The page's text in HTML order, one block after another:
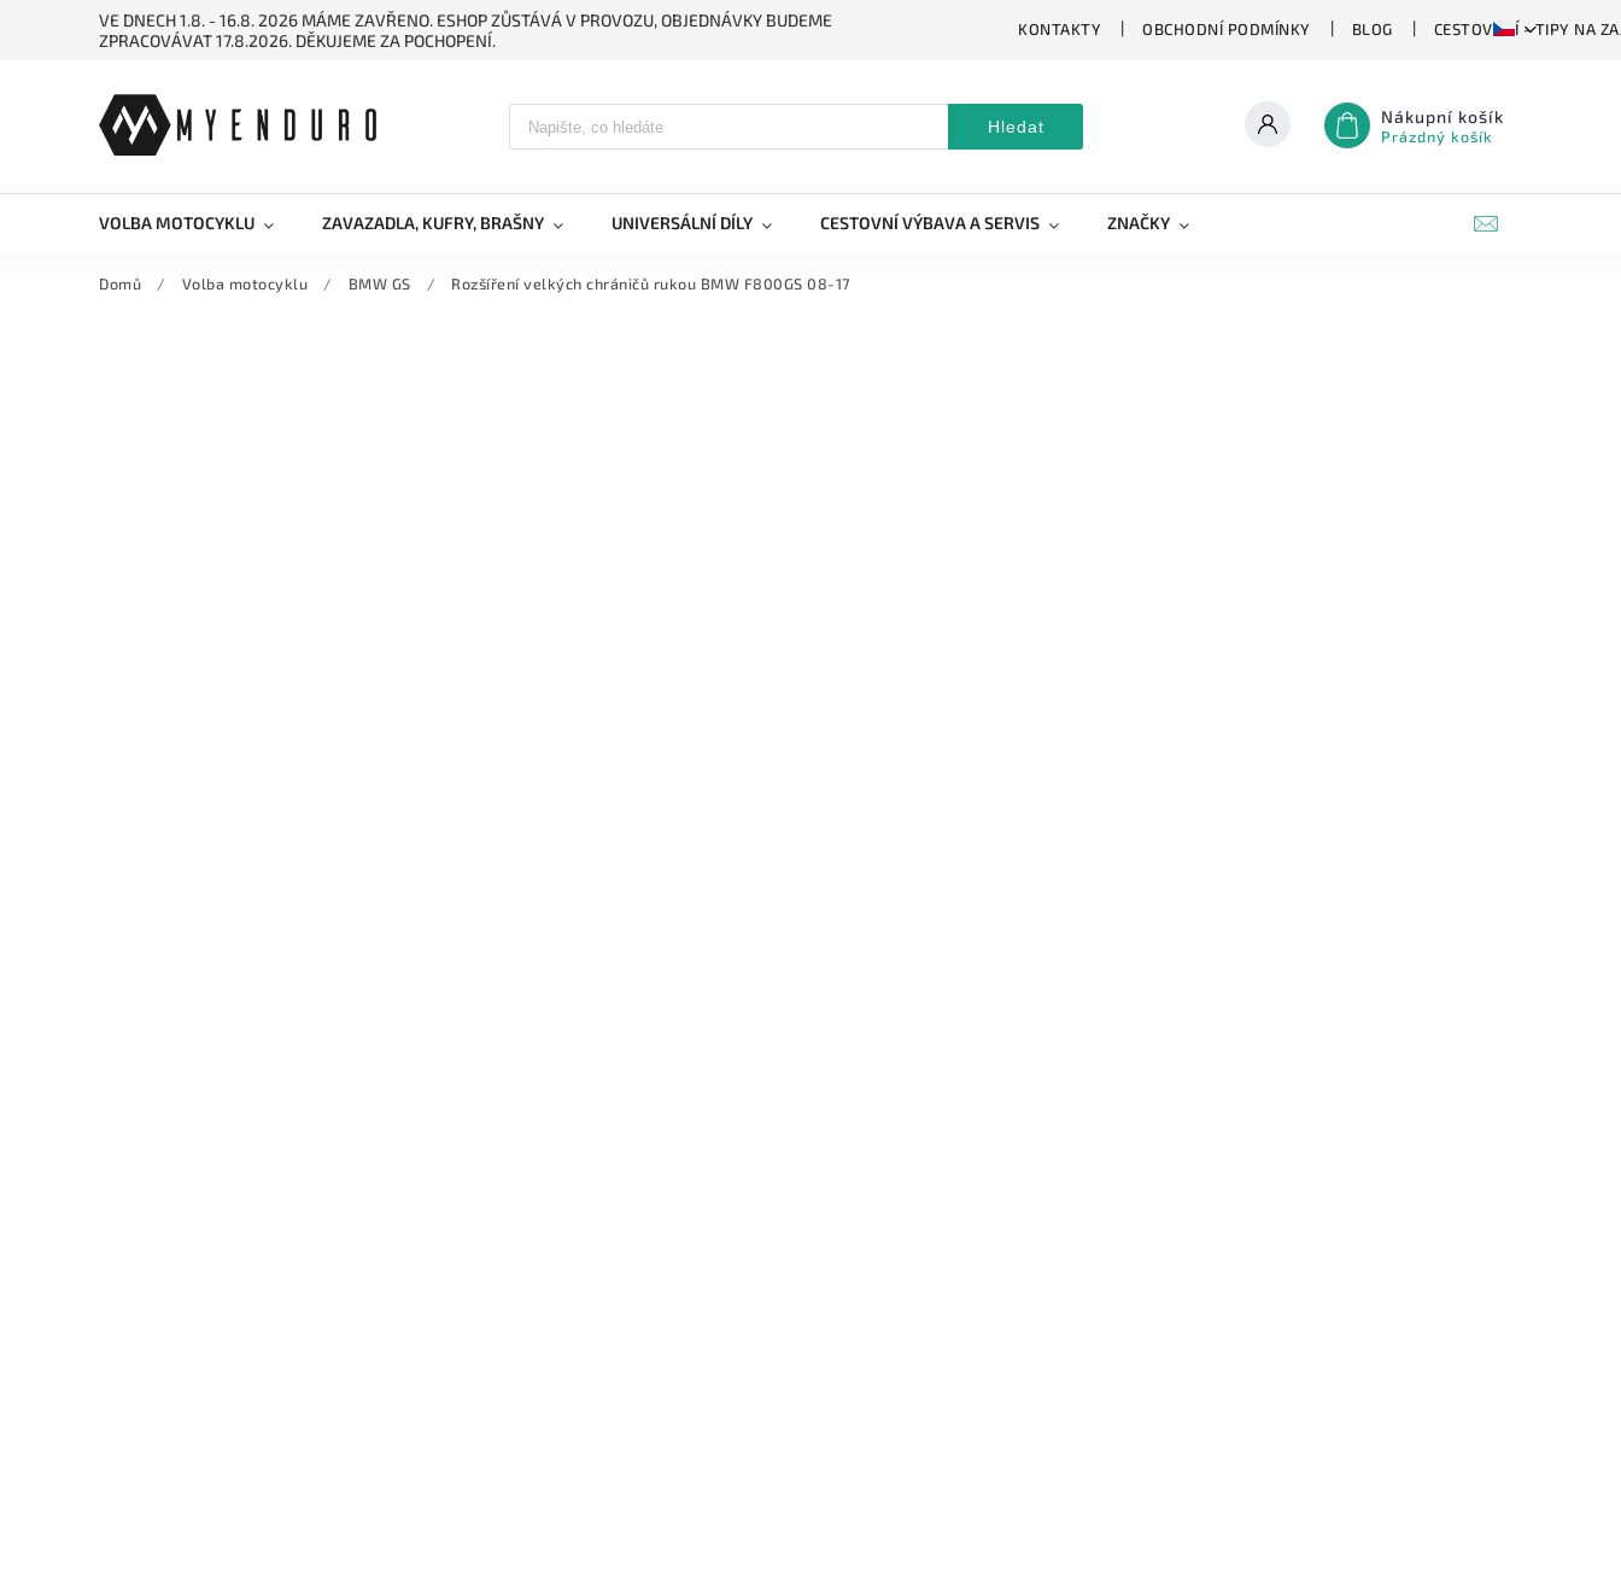
VE DNECH 1.8. - 16.8. 2026 MÁME ZAVŘENO. ESHOP ZŮSTÁVÁ V PROVOZU, OBJEDNÁVKY BUDEME
ZPRACOVÁVAT 17.8.2026. DĚKUJEME ZA POCHOPENÍ.
KONTAKTY OBCHODNÍ PODMÍNKY BLOG CESTOVÁNÍ - TIPY NA
Hledat Nákupní košík
Prázdný košík
VOLBA MOTOCYKLU ZAVAZADLA, KUFRY, BRAŠNY UNIVERSÁLNÍ DÍLY CESTOVNÍ VÝBAVA A SERVIS ZNAČKY
Domů / Volba motocyklu / BMW GS / Rozšíření velkých chráničů rukou BMW F800GS 08-17